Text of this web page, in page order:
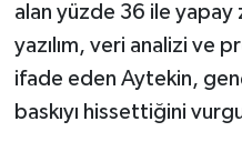
alan yüzde 36 ile
yazılım, veri analizi ve
ifade eden Aytekin,
baskıyı hissettiğini